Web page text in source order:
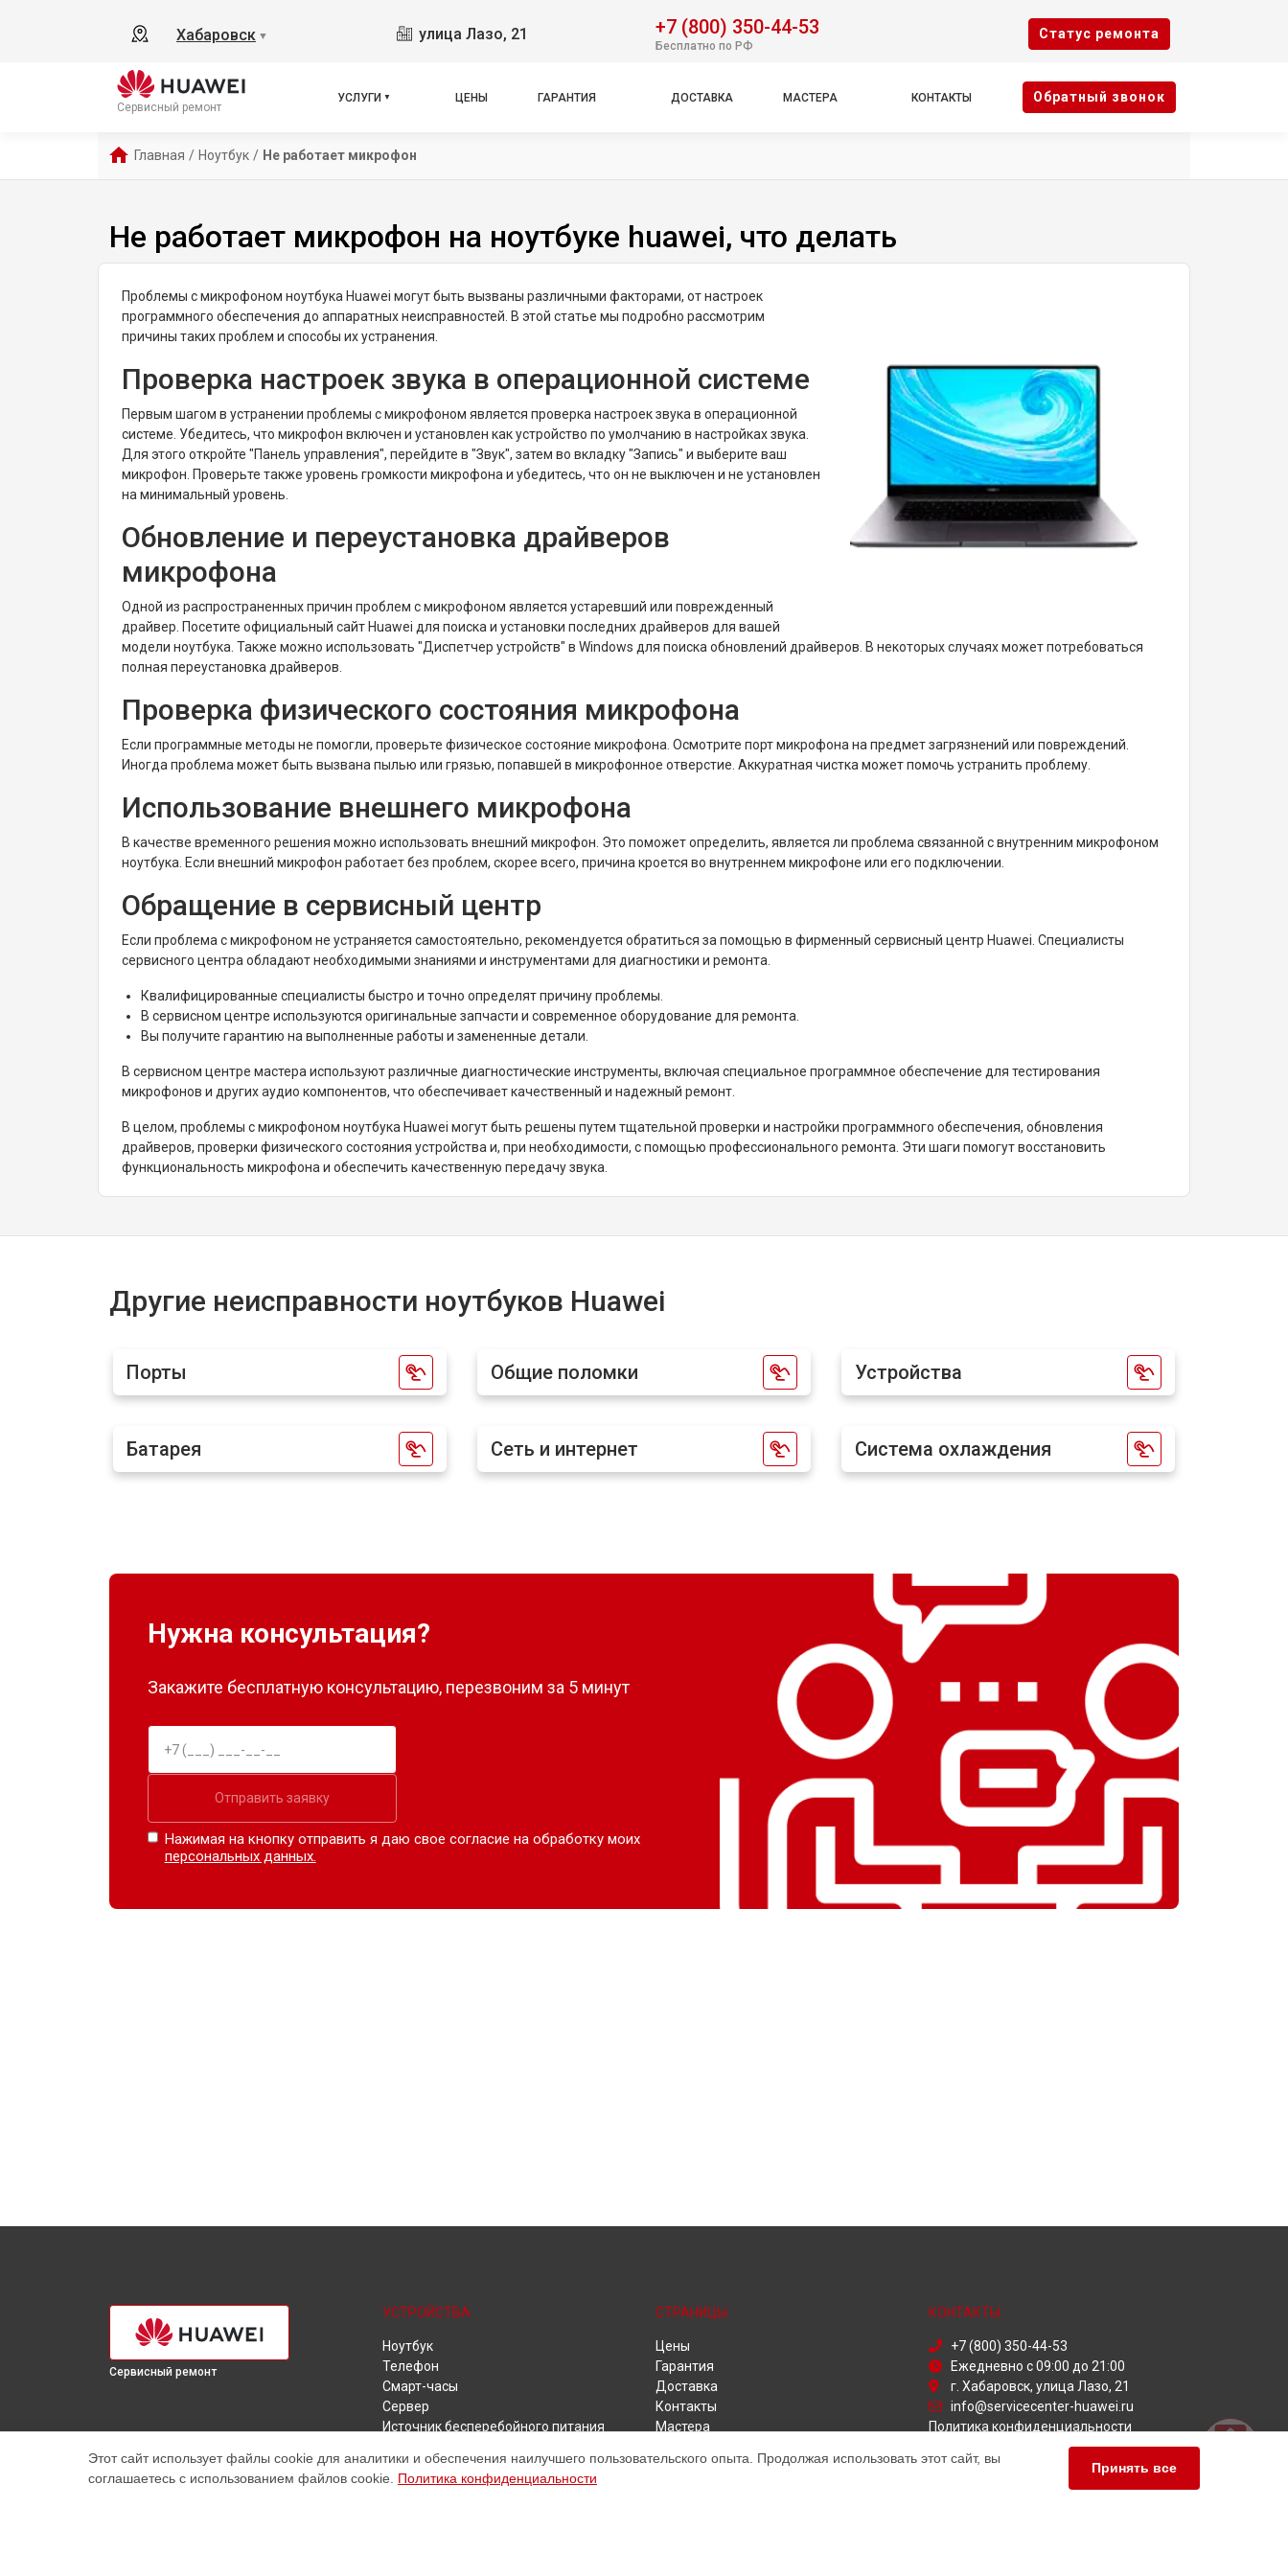
Хабаровск ▼ улица Лазо, 21 +7 (800) 350-44-53
Бесплатно по РФ
Cтатус ремонта
Сервисный ремонт
УСЛУГИ ЦЕНЫ ГАРАНТИЯ ДОСТАВКА МАСТЕРА КОНТАКТЫ Oбратный звонок
Главная / Ноутбук / Не работает микрофон
Не работает микрофон на ноутбуке huawei, что делать
Проблемы с микрофоном ноутбука Huawei могут быть вызваны различными факторами, от настроек
программного обеспечения до аппаратных неисправностей. В этой статье мы подробно рассмотрим
причины таких проблем и способы их устранения.
Проверка настроек звука в операционной системе
Первым шагом в устранении проблемы с микрофоном является проверка настроек звука в операционной
системе. Убедитесь, что микрофон включен и установлен как устройство по умолчанию в настройках звука.
Для этого откройте "Панель управления", перейдите в "Звук", затем во вкладку "Запись" и выберите ваш
микрофон. Проверьте также уровень громкости микрофона и убедитесь, что он не выключен и не установлен
на минимальный уровень.
Обновление и переустановка драйверов
микрофона
Одной из распространенных причин проблем с микрофоном является устаревший или поврежденный
драйвер. Посетите официальный сайт Huawei для поиска и установки последних драйверов для вашей
модели ноутбука. Также можно использовать "Диспетчер устройств" в Windows для поиска обновлений драйверов. В некоторых случаях может потребоваться
полная переустановка драйверов.
Проверка физического состояния микрофона
Если программные методы не помогли, проверьте физическое состояние микрофона. Осмотрите порт микрофона на предмет загрязнений или повреждений.
Иногда проблема может быть вызвана пылью или грязью, попавшей в микрофонное отверстие. Аккуратная чистка может помочь устранить проблему.
Использование внешнего микрофона
В качестве временного решения можно использовать внешний микрофон. Это поможет определить, является ли проблема связанной с внутренним микрофоном
ноутбука. Если внешний микрофон работает без проблем, скорее всего, причина кроется во внутреннем микрофоне или его подключении.
Обращение в сервисный центр
Если проблема с микрофоном не устраняется самостоятельно, рекомендуется обратиться за помощью в фирменный сервисный центр Huawei. Специалисты
сервисного центра обладают необходимыми знаниями и инструментами для диагностики и ремонта.
Квалифицированные специалисты быстро и точно определят причину проблемы.
В сервисном центре используются оригинальные запчасти и современное оборудование для ремонта.
Вы получите гарантию на выполненные работы и замененные детали.
В сервисном центре мастера используют различные диагностические инструменты, включая специальное программное обеспечение для тестирования
микрофонов и других аудио компонентов, что обеспечивает качественный и надежный ремонт.
В целом, проблемы с микрофоном ноутбука Huawei могут быть решены путем тщательной проверки и настройки программного обеспечения, обновления
драйверов, проверки физического состояния устройства и, при необходимости, с помощью профессионального ремонта. Эти шаги помогут восстановить
функциональность микрофона и обеспечить качественную передачу звука.
Другие неисправности ноутбуков Huawei
Порты Общие поломки Устройства
Батарея Сеть и интернет Система охлаждения
Нужна консультация?
Закажите бесплатную консультацию, перезвоним за 5 минут
Отправить заявку
Нажимая на кнопку отправить я даю свое согласие на обработку моих
персональных данных.
Сервисный ремонт
УСТРОЙСТВА
Ноутбук
Телефон
Смарт-часы
Сервер
Источник бесперебойного питания
Наушники
Планшет
СТРАНИЦЫ
Цены
Гарантия
Доставка
Контакты
Мастера
КОНТАКТЫ
+7 (800) 350-44-53
Ежедневно с 09:00 до 21:00
г. Хабаровск, улица Лазо, 21
info@servicecenter-huawei.ru
Политика конфиденциальности
Способы оплаты
Этот сайт использует файлы cookie для аналитики и обеспечения наилучшего пользовательского опыта. Продолжая использовать этот сайт, вы
соглашаетесь с использованием файлов cookie. Политика конфиденциальности
Принять все